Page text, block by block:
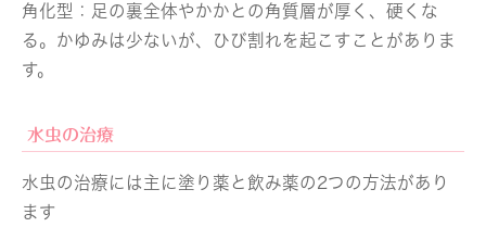
角化型： 足の裏全体やかかとの角質層が厚く、硬くな
る。かゆみは少ないが、ひび割れを起こすことがありま
す。
水虫の治療
水虫の治療には主に塗り薬と飲み薬の2つの方法があり
ます